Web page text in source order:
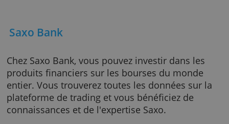
Saxo Bank
Chez Saxo Bank, vous pouvez investir dans
produits financiers sur les bourses du